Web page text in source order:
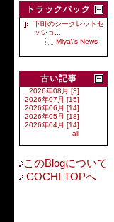
トラックバック
下町のシークレットセ
ッショ...
Miya\'s News
古い記事
2026年08月 [3]
2026年07月 [15]
2026年06月 [14]
2026年05月 [18]
2026年04月 [14]
all
このBlogについて
COCHI TOPへ